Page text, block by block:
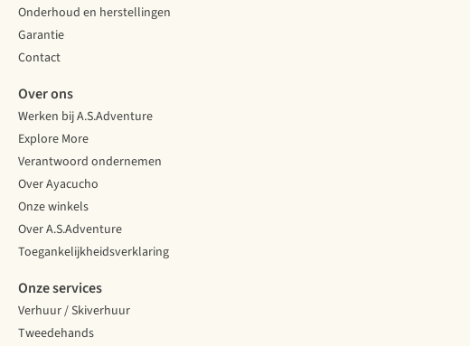
Onderhoud en herstellingen
Garantie
Contact
Over ons
Werken bij A.S.Adventure
Explore More
Verantwoord ondernemen
Over Ayacucho
Onze winkels
Over A.S.Adventure
Toegankelijkheidsverklaring
Onze services
Verhuur / Skiverhuur
Tweedehands